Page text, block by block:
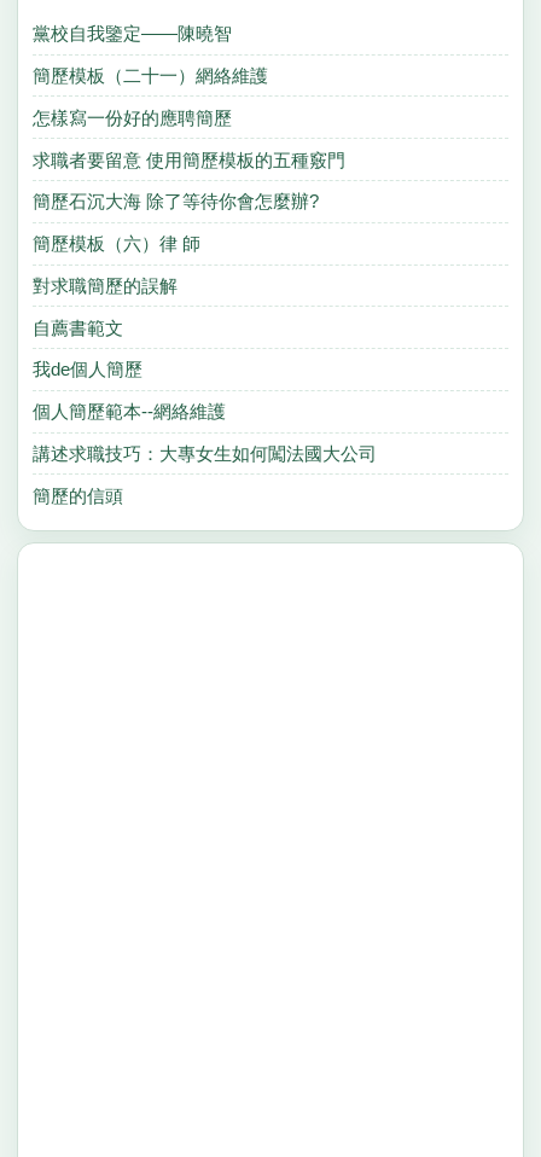
黨校自我鑒定——陳曉智
簡歷模板（二十一）網絡維護
怎樣寫一份好的應聘簡歷
求職者要留意 使用簡歷模板的五種竅門
簡歷石沉大海 除了等待你會怎麼辦?
簡歷模板（六）律 師
對求職簡歷的誤解
自薦書範文
我de個人簡歷
個人簡歷範本--網絡維護
講述求職技巧：大專女生如何闖法國大公司
簡歷的信頭